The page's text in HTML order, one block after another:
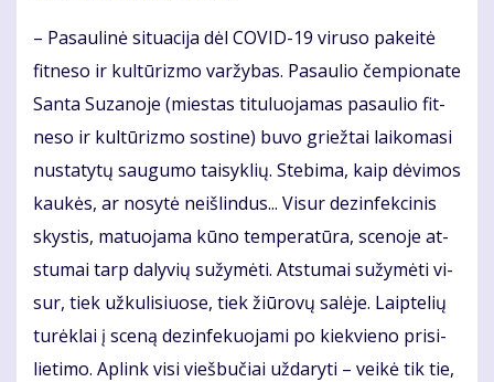
– Pa­sau­li­nė si­tu­a­ci­ja dėl CO­VID-19 vi­ru­so pa­kei­tė
fit­ne­so ir kul­tū­riz­mo var­žy­bas. Pa­sau­lio čem­pio­na­te
San­ta Su­za­no­je (mies­tas ti­tu­luo­ja­mas pa­sau­lio fit­
ne­so ir kul­tū­riz­mo sos­ti­ne) bu­vo griež­tai lai­ko­ma­si
nu­sta­ty­tų sau­gu­mo tai­syk­lių. Ste­bi­ma, kaip dė­vi­mos
kau­kės, ar no­sy­tė ne­iš­lin­dus... Vi­sur dez­in­fek­ci­nis
skys­tis, ma­tuo­ja­ma kū­no tem­pe­ra­tū­ra, sce­no­je at­
stu­mai tarp da­ly­vių su­žy­mė­ti. At­stu­mai su­žy­mė­ti vi­
sur, tiek už­ku­li­siuo­se, tiek žiū­ro­vų sa­lė­je. Laip­te­lių
tu­rėk­lai į sce­ną dez­in­fe­kuo­ja­mi po kiek­vie­no pri­si­
lie­ti­mo. Ap­link vi­si vieš­bu­čiai už­da­ry­ti – vei­kė tik tie,